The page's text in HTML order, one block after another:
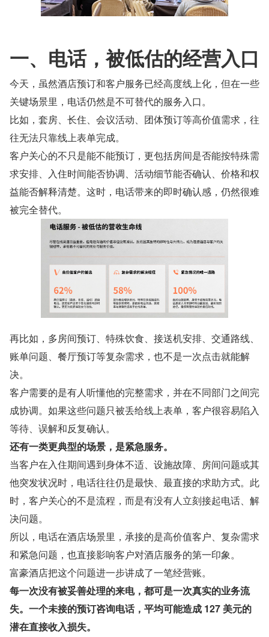
一、电话，被低估的经营入口
今天，虽然酒店预订和客户服务已经高度线上化，但在一些
关键场景里，电话仍然是不可替代的服务入口。
比如，套房、长住、会议活动、团体预订等高价值需求，往
往无法只靠线上表单完成。
客户关心的不只是能不能预订，更包括房间是否能按特殊需
求安排、入住时间能否协调、活动细节能否确认、价格和权
益能否解释清楚。这时，电话带来的即时确认感，仍然很难
被完全替代。
再比如，多房间预订、特殊饮食、接送机安排、交通路线、
账单问题、餐厅预订等复杂需求，也不是一次点击就能解
决。
客户需要的是有人听懂他的完整需求，并在不同部门之间完
成协调。如果这些问题只被丢给线上表单，客户很容易陷入
等待、误解和反复确认。
还有一类更典型的场景，是紧急服务。
当客户在入住期间遇到身体不适、设施故障、房间问题或其
他突发状况时，电话往往仍是最快、最直接的求助方式。此
时，客户关心的不是流程，而是有没有人立刻接起电话、解
决问题。
所以，电话在酒店场景里，承接的是高价值客户、复杂需求
和紧急问题，也直接影响客户对酒店服务的第一印象。
富豪酒店把这个问题进一步讲成了一笔经营账。
每一次没有被妥善处理的来电，都可是一次真实的业务流
失。一个未接的预订咨询电话，平均可能造成 127 美元的
潜在直接收入损失。